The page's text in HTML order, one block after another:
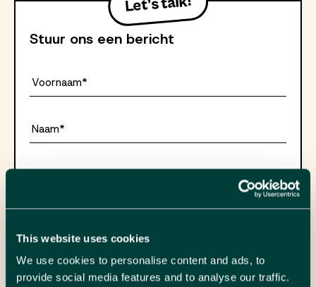
This website uses cookies
We use cookies to personalise content and ads, to
provide social media features and to analyse our traffic.
Stuur ons een bericht
Voornaam*
Telefoon*
Je bericht
Naam*